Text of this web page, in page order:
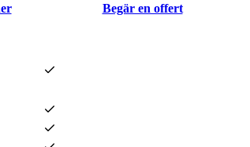
Begär en offert